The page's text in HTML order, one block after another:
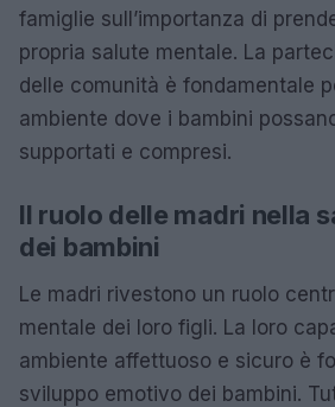
famiglie sull’importanza di
propria salute mentale. La
delle comunità è fondamentale
ambiente dove i bambini
supportati e compresi.
Il ruolo delle madri nella
dei bambini
Le madri rivestono un ruolo
mentale dei loro figli. La loro
ambiente affettuoso e sicuro è
sviluppo emotivo dei bambini.